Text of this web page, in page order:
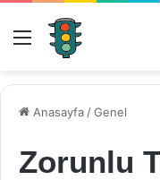
Menü
Anasayfa /Genel
Zorunlu